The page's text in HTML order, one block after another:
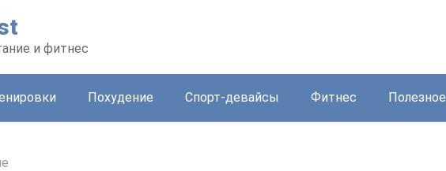
и фитнес
Похудение Спорт-девайсы Фитнес Полезное